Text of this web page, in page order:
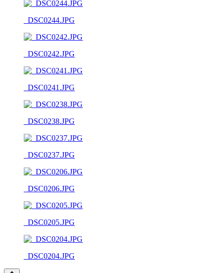
_DSC0244.JPG
_DSC0242.JPG
_DSC0241.JPG
_DSC0238.JPG
_DSC0237.JPG
_DSC0206.JPG
_DSC0205.JPG
_DSC0204.JPG